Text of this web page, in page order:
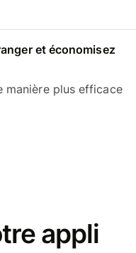
et économisez
manière plus efficace
appli